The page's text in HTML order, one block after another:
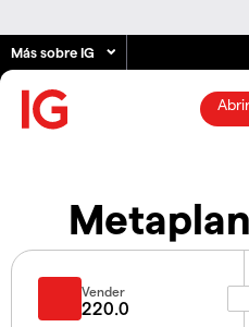
Más sobre IG
Vender
220.0